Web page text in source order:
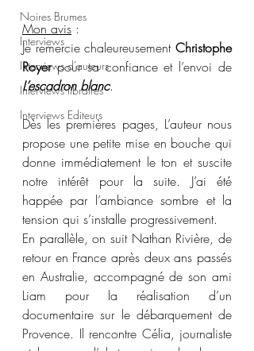
Noires Brumes
Interviews
Interviews d'auteurs
Interviews libraires
Interviews Editeurs
Mon avis :
Je remercie chaleureusement Christophe
Royer
L’escadron blanc.
Dès les premières pages, L’auteur nous
propose une petite mise en bouche qui
donne immédiatement le ton et suscite
notre intérêt pour la suite. J’ai été
happée par l’ambiance sombre et la
tension qui s’installe progressivement.
En parallèle, on suit Nathan Rivière, de
retour en France après deux ans passés
en Australie, accompagné de son ami
Liam pour la réalisation d’un
documentaire sur le débarquement de
Provence. Il rencontre Célia, journaliste